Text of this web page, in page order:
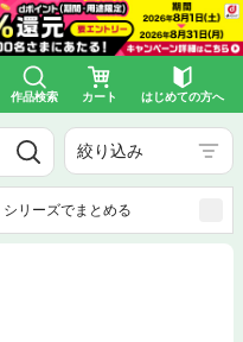
作品検索 カート はじめての方へ
絞り込み
シリーズでまとめる